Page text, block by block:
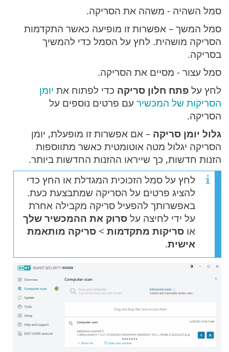
סמל השהיה - משהה את הסריקה.
סמל המשך – אפשרות זו מופיעה כאשר התקדמות
הסריקה מושהית. לחץ על הסמל כדי להמשיך
בסריקה.
סמל עצור - מסיים את הסריקה.
לחץ על פתח חלון סריקה כדי לפתוח את יומן
הסריקות של המכשיר עם פרטים נוספים על
הסריקה.
גלול יומן סריקה – אם אפשרות זו מופעלת, יומן
הסריקה יגלול מטה אוטומטית כאשר מתווספות
הזנות חדשות, כך שייראו ההזנות החדשות ביותר.
לחץ על סמל הזכוכית המגדלת או החץ כדי
להציג פרטים על הסריקה שמתבצעת כעת.
באפשרותך להפעיל סריקה מקבילה אחרת
על ידי לחיצה על סרוק את ההמכשיר שלך
או סריקות מתקדמות > סריקה מותאמת
אישית.